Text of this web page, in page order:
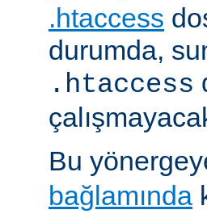
.htaccess
durumda,
.htaccess
Bu
bağlamında